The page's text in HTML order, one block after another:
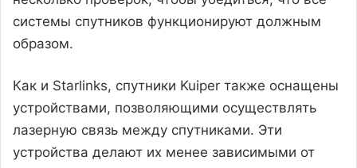
системы спутников функционируют должным
образом.
Как и Starlinks, спутники Kuiper также оснащены
устройствами, позволяющими осуществлять
лазерную связь между спутниками. Эти
устройства делают их менее зависимыми от